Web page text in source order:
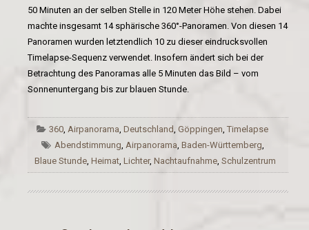
50 Minuten an der selben Stelle in 120 Meter Höhe stehen. Dabei
machte insgesamt 14 sphärische 360°-Panoramen. Von diesen 14
Panoramen wurden letztendlich 10 zu dieser eindrucksvollen
Timelapse-Sequenz verwendet. Insofern ändert sich bei der
Betrachtung des Panoramas alle 5 Minuten das Bild – vom
Sonnenuntergang bis zur blauen Stunde.
360,Airpanorama,Deutschland,Göppingen,Timelapse
Abendstimmung, Airpanorama, Baden-Württemberg,
Blaue Stunde, Heimat, Lichter, Nachtaufnahme, Schulzentrum